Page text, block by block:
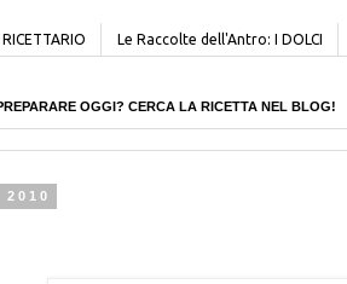
RICETTARIO Le Raccolte dell'Antro: I DOLCI
OGGI? CERCA LA RICETTA NEL BLOG!